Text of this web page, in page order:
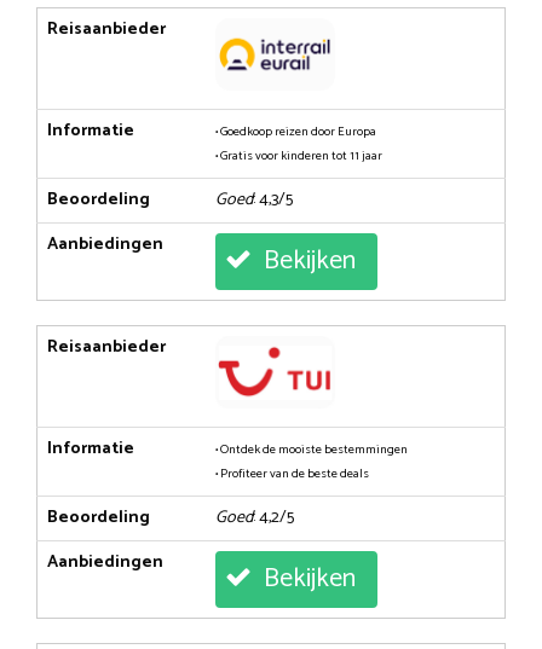
Reisaanbieder
Informatie
• Goedkoop reizen door Europa
• Gratis voor kinderen tot 11 jaar
Beoordeling Goed: 4,3/5
Aanbiedingen
Bekijken
Reisaanbieder
Informatie
• Ontdek de mooiste bestemmingen
• Profiteer van de beste deals
Beoordeling Goed: 4,2/5
Aanbiedingen
Bekijken